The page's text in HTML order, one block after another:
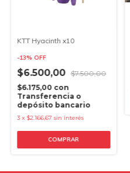
KTT Hyacinth x10
-13% OFF
$6.500,00 $7.500,00
$6.175,00 con
Transferencia o
depósito bancario
3 x $2.166,67 sin interés
COMPRAR